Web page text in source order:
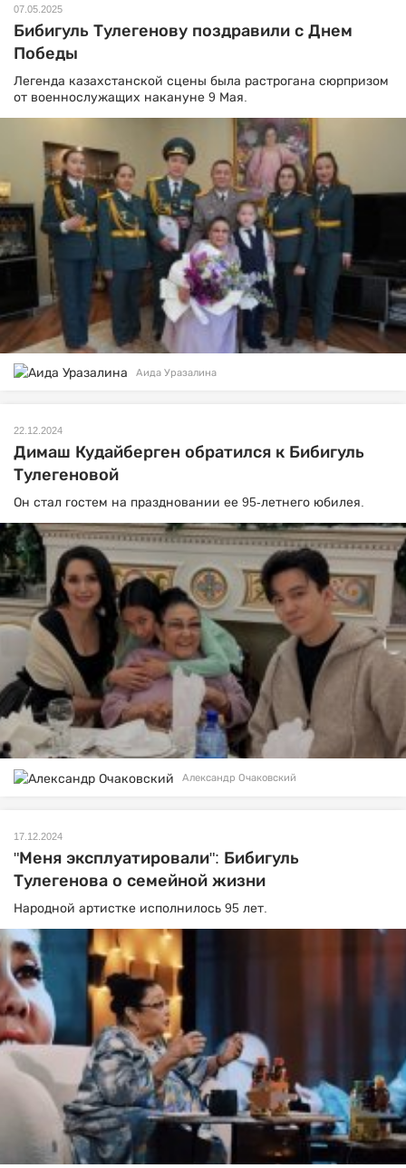
07.05.2025
Бибигуль Тулегенову поздравили с Днем
Победы
Легенда казахстанской сцены была растрогана сюрпризом
от военнослужащих накануне 9 Мая.
Аида Уразалина
22.12.2024
Димаш Кудайберген обратился к Бибигуль
Тулегеновой
Он стал гостем на праздновании ее 95-летнего юбилея.
Александр Очаковский
17.12.2024
"Меня эксплуатировали": Бибигуль
Тулегенова о семейной жизни
Народной артистке исполнилось 95 лет.